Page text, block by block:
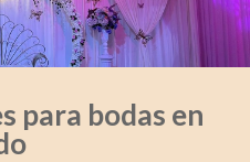
para bodas en